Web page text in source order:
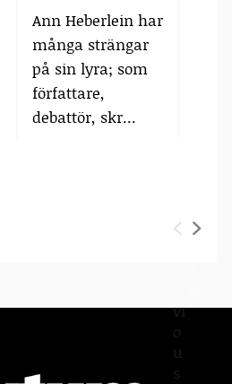
vi
o
u
s
Ann Heberlein har
många strängar
på sin lyra; som
författare,
debattör, skr...